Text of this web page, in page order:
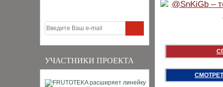
УЧАСТНИКИ ПРОЕКТА